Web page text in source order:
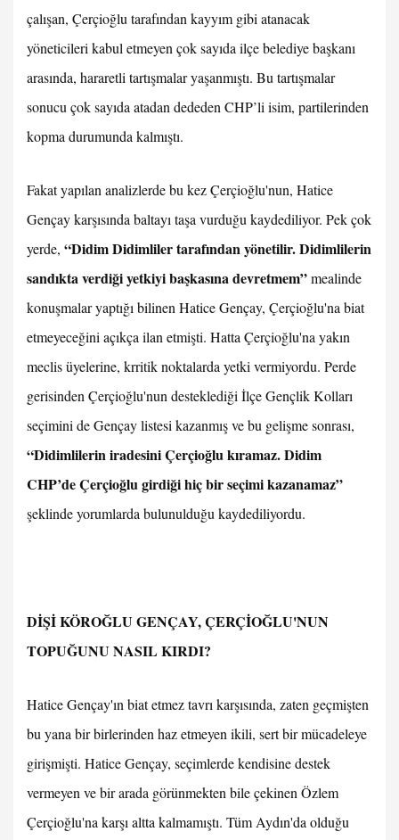
çalışan, Çerçioğlu tarafından kayyım gibi atanacak
yöneticileri kabul etmeyen çok sayıda ilçe belediye başkanı
arasında, hararetli tartışmalar yaşanmıştı. Bu tartışmalar
sonucu çok sayıda atadan dededen CHP’li isim, partilerinden
kopma durumunda kalmıştı.
Fakat yapılan analizlerde bu kez Çerçioğlu'nun, Hatice
Gençay karşısında baltayı taşa vurduğu kaydediliyor. Pek çok
yerde, “Didim Didimliler tarafından yönetilir. Didimlilerin
sandıkta verdiği yetkiyi başkasına devretmem”mealinde
konuşmalar yaptığı bilinen Hatice Gençay, Çerçioğlu'na biat
etmeyeceğini açıkça ilan etmişti. Hatta Çerçioğlu'na yakın
meclis üyelerine, krritik noktalarda yetki vermiyordu. Perde
gerisinden Çerçioğlu'nun desteklediği İlçe Gençlik Kolları
seçimini de Gençay listesi kazanmış ve bu gelişme sonrası,
“Didimlilerin iradesini Çerçioğlu kıramaz. Didim
CHP’de Çerçioğlu girdiği hiç bir seçimi kazanamaz”
şeklinde yorumlarda bulunulduğu kaydediliyordu.
DİŞİ KÖROĞLU GENÇAY, ÇERÇİOĞLU'NUN
TOPUĞUNU NASIL KIRDI?
Hatice Gençay'ın biat etmez tavrı karşısında, zaten geçmişten
bu yana bir birlerinden haz etmeyen ikili, sert bir mücadeleye
girişmişti. Hatice Gençay, seçimlerde kendisine destek
vermeyen ve bir arada görünmekten bile çekinen Özlem
Çerçioğlu'na karşı altta kalmamıştı. Tüm Aydın'da olduğu